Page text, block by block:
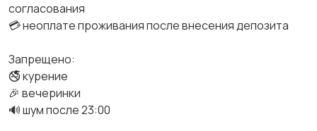
согласования
💳 неоплате проживания после внесения депозита
Запрещено:
🚭 курение
🎉 вечеринки
🔊 шум после 23:00